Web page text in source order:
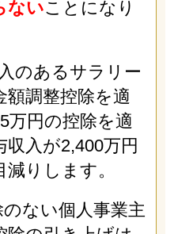
ないことになり
のあるサラリー
調整控除を適
万円の控除を適
入が2,400万円
りします。
ない個人事業主